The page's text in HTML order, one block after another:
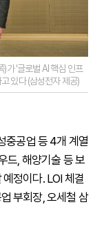
가 ‘글로벌 AI 핵심 인프
있다 (삼성전자 제공)
중공업 등 4개 계열
드, 해양기술 등 보
정이다. LOI 체결
부회장, 오세철 삼